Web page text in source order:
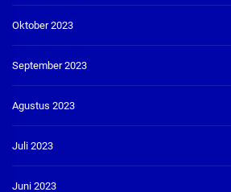
Oktober 2023
September 2023
Agustus 2023
Juli 2023
Juni 2023